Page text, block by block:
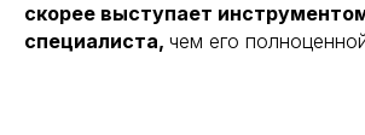
скорее выступает
специалиста, чем его